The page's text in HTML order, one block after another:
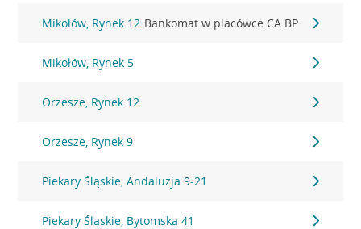
Mikołów, Rynek 12 Bankomat w placówce CA BP
Mikołów, Rynek 5
Orzesze, Rynek 12
Orzesze, Rynek 9
Piekary Śląskie, Andaluzja 9-21
Piekary Śląskie, Bytomska 41